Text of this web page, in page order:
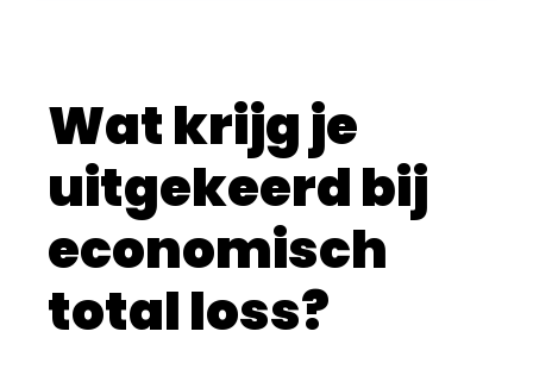
Wat krijg je
uitgekeerd bij
economisch
total loss?